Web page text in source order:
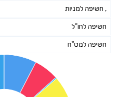
, חשיפה למניות
חשיפה לחו"ל
חשיפה למט"ח